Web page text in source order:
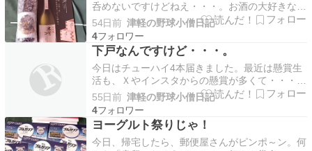
呑めないですけどねえ・・・。お酒の大好きな友
人にプレゼントします。・・・いつ応募したんだ
べな？
54日前 津軽の野球小僧日記
4
下戸なんですけど・・・。
今日はチューハイ4本届きました。最近は懸賞生
活も、Ｘやインスタからの懸賞が多くて・・・私
Xやインスタには応募してないです。そう言いな
がら二日連続で当選品が届くのはかなり嬉しい。
まあ、私下戸なんですけどね。
55日前 津軽の野球小僧日記
4
ヨーグルト祭りじゃ！
今日、帰宅したら、郵便屋さんがピンポ～ン。何